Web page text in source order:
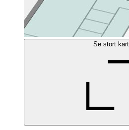
Se stort kart